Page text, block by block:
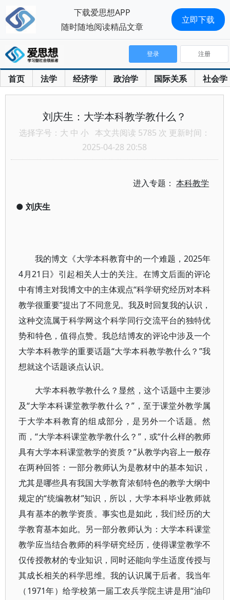
首页 法学 经济学 政治学 国际关系 社会学
登录 注册
刘庆生：大学本科教学教什么？
选择字号： 大 中 小 本文共阅读 5785 次 更新时间：
2025-04-28 20:58
进入专题：本科教学
● 刘庆生
我的博文《大学本科教育中的一个难题，2025年
4月21日》引起相关人士的关注。在博文后面的评论
中有博主对我博文中的主体观点“科学研究经历对本科
教学很重要”提出了不同意见。我及时回复我的认识，
这种交流属于科学网这个科学同行交流平台的独特优
势和特色，值得点赞。我总结博友的评论中涉及一个
大学本科教学的重要话题“大学本科教学教什么？”我
想就这个话题谈点认识。
大学本科教学教什么？显然，这个话题中主要涉
及“大学本科课堂教学教什么？”，至于课堂外教学属
于大学本科教育的组成部分，是另外一个话题。然
而，“大学本科课堂教学教什么？”，或“什么样的教师
具有大学本科课堂教学的资质？”从教学内容上一般存
在两种回答：一部分教师认为是教材中的基本知识，
尤其是哪些具有我国大学教育浓郁特色的教学大纲中
规定的“统编教材”知识，所以，大学本科毕业教师就
具有基本的教学资质。事实也是如此，我们经历的大
学教育基本如此。另一部分教师认为：大学本科课堂
教学应当结合教师的科学研究经历，使得课堂教学不
仅传授教材的专业知识，同时还能向学生适度传授与
其成长相关的科学思维。我的认识属于后者。我当年
（1971年）给学校第一届工农兵学院主讲是用“油印
下载爱思想APP
随时随地阅读精品文章
立即下载